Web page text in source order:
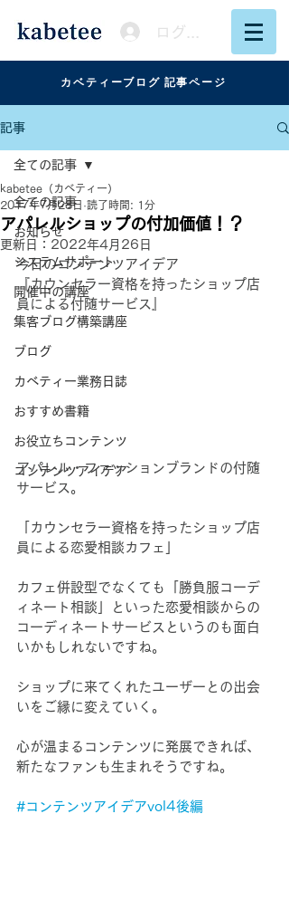
ログイン
カベティーブログ 記事ページ
記事
全ての記事
お知らせ
システムサポート
開催中の講座
集客ブログ構築講座
ブログ
カベティー業務日誌
おすすめ書籍
お役立ちコンテンツ
コンテンツアイデア
全ての記事
アパレルショップの付加価値！？
kabetee（カベティー）
2017年7月28日 読了時間: 1分
更新日： 2022年4月26日
今日のコンテンツアイデア
『カウンセラー資格を持ったショップ店
員による付随サービス』
アパレル・ファッションブランドの付随
サービス。
「カウンセラー資格を持ったショップ店
員による恋愛相談カフェ」
カフェ併設型でなくても「勝負服コーデ
ィネート相談」といった恋愛相談からの
コーディネートサービスというのも面白
いかもしれないですね。
ショップに来てくれたユーザーとの出会
いをご縁に変えていく。
心が温まるコンテンツに発展できれば、
新たなファンも生まれそうですね。
#コンテンツアイデアvol4後編